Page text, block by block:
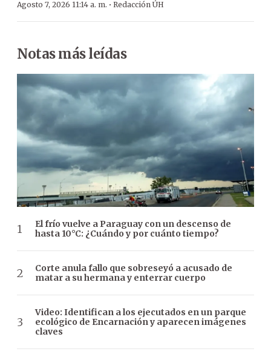
Agosto 7, 2026 11:14 a. m. · Redacción ÚH
Notas más leídas
El frío vuelve a Paraguay con un descenso de
hasta 10°C: ¿Cuándo y por cuánto tiempo?
Corte anula fallo que sobreseyó a acusado de
matar a su hermana y enterrar cuerpo
Video: Identifican a los ejecutados en un parque
ecológico de Encarnación y aparecen imágenes
claves